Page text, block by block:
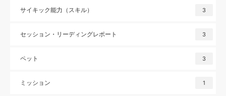
サイキック能力（スキル） 3
セッション・リーディングレポート 3
ペット 3
ミッション 1